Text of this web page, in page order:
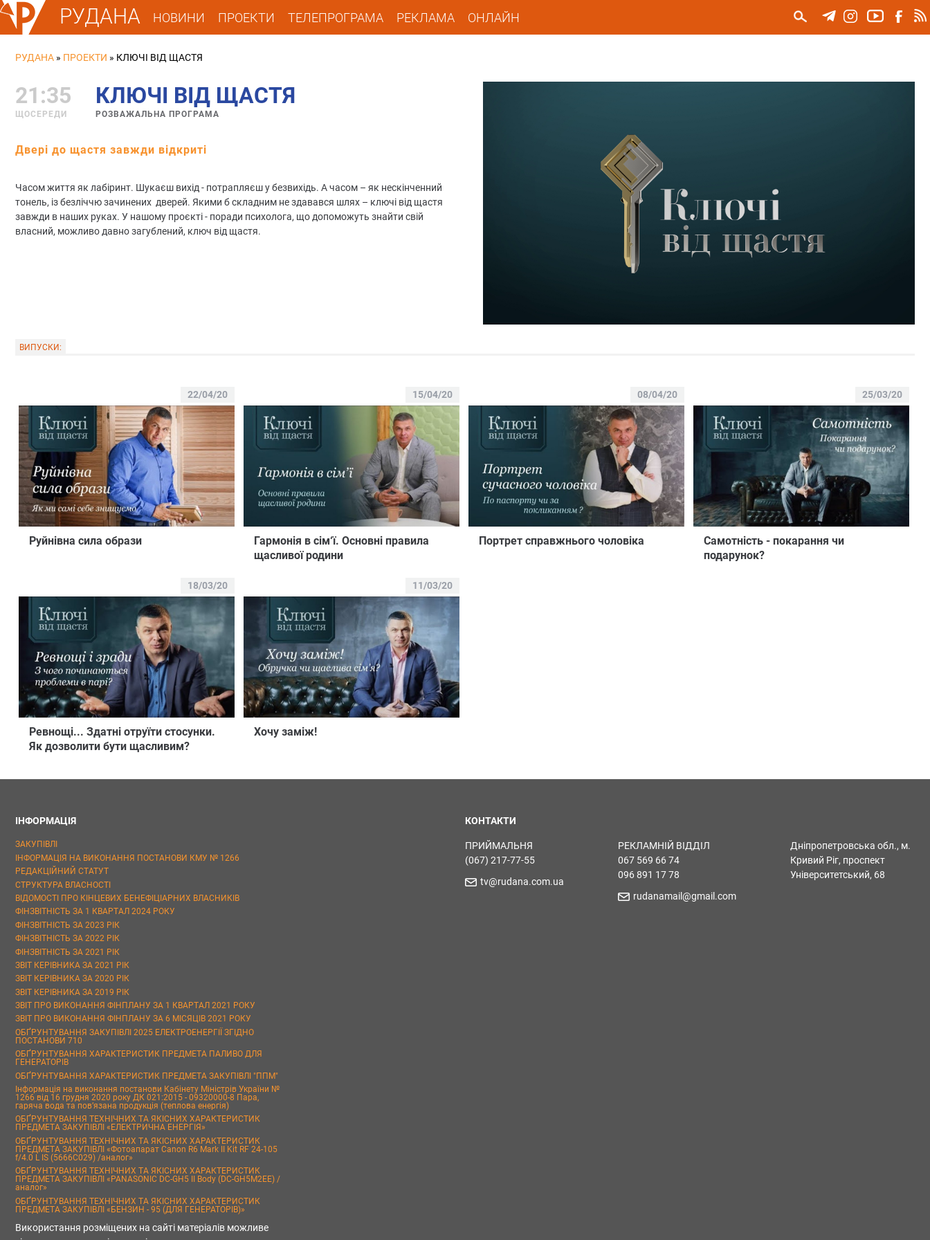
РУДАНА НОВИНИ ПРОЕКТИ ТЕЛЕПРОГРАМА РЕКЛАМА ОНЛАЙН
РУДАНА » ПРОЕКТИ » КЛЮЧІ ВІД ЩАСТЯ
21:35
ЩОСЕРЕДИ
КЛЮЧІ ВІД ЩАСТЯ
РОЗВАЖАЛЬНА ПРОГРАМА
Двері до щастя завжди відкриті
Часом життя як лабіринт. Шукаєш вихід - потрапляєш у безвихідь. А часом – як нескінченний
тонель, із безліччю зачинених дверей. Якими б складним не здавався шлях – ключі від щастя
завжди в наших руках. У нашому проєкті - поради психолога, що допоможуть знайти свій
власний, можливо давно загублений, ключ від щастя.
ВИПУСКИ:
22/04/20
Руйнівна сила образи
15/04/20
Гармонія в сім‘ї. Основні правила
щасливої родини
08/04/20
Портрет справжнього чоловіка
25/03/20
Самотність - покарання чи
подарунок?
18/03/20
Ревнощі... Здатні отруїти стосунки.
Як дозволити бути щасливим?
11/03/20
Хочу заміж!
ІНФОРМАЦІЯ
ЗАКУПІВЛІ
ІНФОРМАЦІЯ НА ВИКОНАННЯ ПОСТАНОВИ КМУ № 1266
РЕДАКЦІЙНИЙ СТАТУТ
СТРУКТУРА ВЛАСНОСТІ
ВІДОМОСТІ ПРО КІНЦЕВИХ БЕНЕФІЦІАРНИХ ВЛАСНИКІВ
ФІНЗВІТНІСТЬ ЗА 1 КВАРТАЛ 2024 РОКУ
ФІНЗВІТНІСТЬ ЗА 2023 РІК
ФІНЗВІТНІСТЬ ЗА 2022 РІК
ФІНЗВІТНІСТЬ ЗА 2021 РІК
ЗВІТ КЕРІВНИКА ЗА 2021 РІК
ЗВІТ КЕРІВНИКА ЗА 2020 РІК
ЗВІТ КЕРІВНИКА ЗА 2019 РІК
ЗВІТ ПРО ВИКОНАННЯ ФІНПЛАНУ ЗА 1 КВАРТАЛ 2021 РОКУ
ЗВІТ ПРО ВИКОНАННЯ ФІНПЛАНУ ЗА 6 МІСЯЦІВ 2021 РОКУ
ОБҐРУНТУВАННЯ ЗАКУПІВЛІ 2025 ЕЛЕКТРОЕНЕРГІЇ ЗГІДНО
ПОСТАНОВИ 710
ОБҐРУНТУВАННЯ ХАРАКТЕРИСТИК ПРЕДМЕТА ПАЛИВО ДЛЯ
ГЕНЕРАТОРІВ
ОБҐРУНТУВАННЯ ХАРАКТЕРИСТИК ПРЕДМЕТА ЗАКУПІВЛІ "ППМ"
Інформація на виконання постанови Кабінету Міністрів України №
1266 від 16 грудня 2020 року ДК 021:2015 - 09320000-8 Пара,
гаряча вода та пов’язана продукція (теплова енергія)
ОБҐРУНТУВАННЯ ТЕХНІЧНИХ ТА ЯКІСНИХ ХАРАКТЕРИСТИК
ПРЕДМЕТА ЗАКУПІВЛІ «ЕЛЕКТРИЧНА ЕНЕРГІЯ»
ОБҐРУНТУВАННЯ ТЕХНІЧНИХ ТА ЯКІСНИХ ХАРАКТЕРИСТИК
ПРЕДМЕТА ЗАКУПІВЛІ «Фотоапарат Canon R6 Mark II Kit RF 24-105
f/4.0 L IS (5666C029) /аналог»
ОБҐРУНТУВАННЯ ТЕХНІЧНИХ ТА ЯКІСНИХ ХАРАКТЕРИСТИК
ПРЕДМЕТА ЗАКУПІВЛІ «PANASONIC DC-GH5 II Body (DC-GH5M2EE) /
аналог»
ОБҐРУНТУВАННЯ ТЕХНІЧНИХ ТА ЯКІСНИХ ХАРАКТЕРИСТИК
ПРЕДМЕТА ЗАКУПІВЛІ «БЕНЗИН - 95 (ДЛЯ ГЕНЕРАТОРІВ)»
Використання розміщених на сайті матеріалів можливе
КОНТАКТИ
ПРИЙМАЛЬНЯ
(067) 217-77-55
tv@rudana.com.ua
РЕКЛАМНІЙ ВІДДІЛ
067 569 66 74
096 891 17 78
rudanamail@gmail.com
Дніпропетровська обл., м.
Кривий Ріг, проспект
Університетський, 68